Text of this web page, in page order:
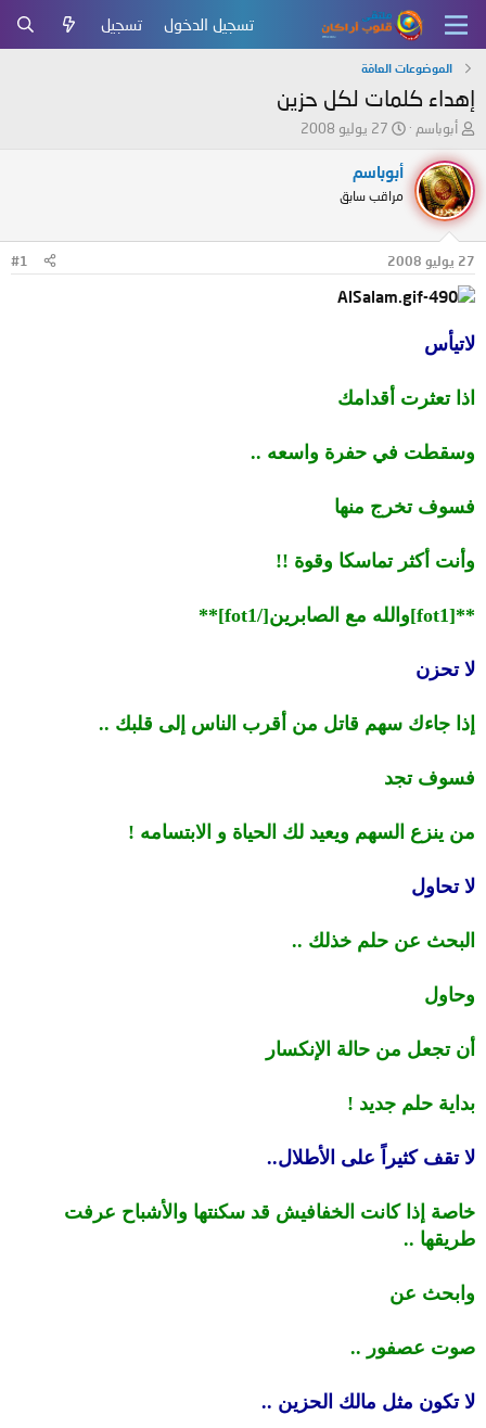
تسجيل الدخول تسجيل
الموضوعات العامّة
إهداء كلمات لكل حزين
ب
د
ئ
ا
ل
م
و
ض
و
أبوباسم
ت
ي
خ
ل
ب
ء
27 يوليو 2008
أبوباسم
مراقب سابق
27 يوليو 2008 #1
لاتيأس
اذا تعثرت أقدامك
وسقطت في حفرة واسعه ..
فسوف تخرج منها
وأنت أكثر تماسكا وقوة !!
**[fot1]والله مع الصابرين[/fot1]**
لا تحزن
إذا جاءك سهم قاتل من أقرب الناس إلى قلبك ..
فسوف تجد
من ينزع السهم ويعيد لك الحياة و الابتسامه !
لا تحاول
البحث عن حلم خذلك ..
وحاول
أن تجعل من حالة الإنكسار
بداية حلم جديد !
لا تقف كثيراً على الأطلال..
خاصة إذا كانت الخفافيش قد سكنتها والأشباح عرفت
طريقها ..
وابحث عن
صوت عصفور ..
لا تكون مثل مالك الحزين ..